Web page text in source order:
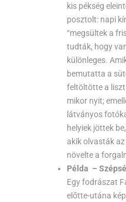
kis pékség
posztolt: napi
“megsültek a
tudták, hogy
különleges.
bemutatta a
feltöltötte a
mikor nyit;
látványos
helyiek jöttek
akik olvasták
növelte a
Példa –
Egy fodrászat
előtte-utána